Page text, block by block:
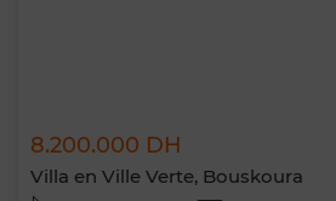
8.200.000 DH
Villa en Ville Verte, Bouskoura